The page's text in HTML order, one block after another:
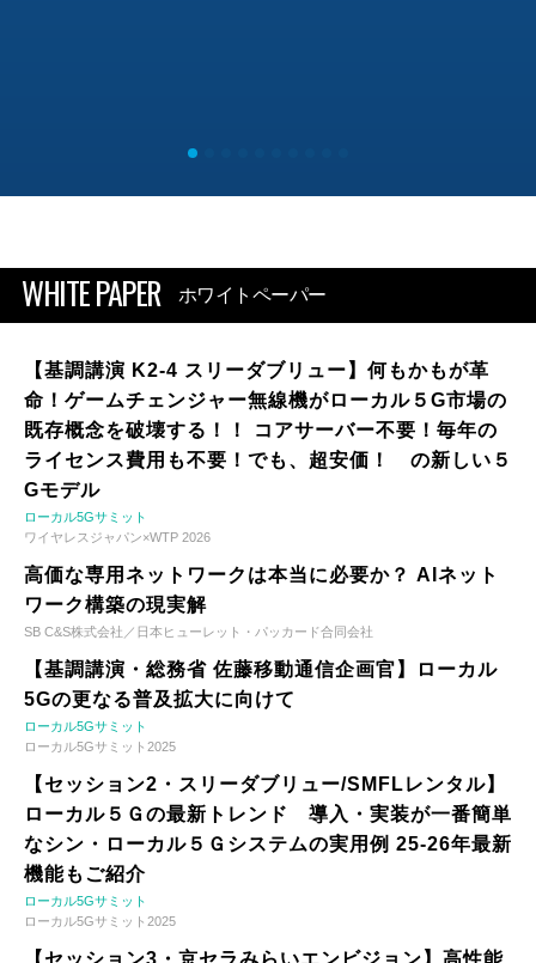
WHITE PAPER ホワイトペーパー
【基調講演 K2-4 スリーダブリュー】何もかもが革
命！ゲームチェンジャー無線機がローカル５G市場の
既存概念を破壊する！！ コアサーバー不要！毎年の
ライセンス費用も不要！でも、超安価！ の新しい５
Gモデル
ローカル5Gサミット
ワイヤレスジャパン×WTP 2026
高価な専用ネットワークは本当に必要か？ AIネット
ワーク構築の現実解
SB C&S株式会社／日本ヒューレット・パッカード合同会社
【基調講演・総務省 佐藤移動通信企画官】ローカル
5Gの更なる普及拡大に向けて
ローカル5Gサミット
ローカル5Gサミット2025
【セッション2・スリーダブリュー/SMFLレンタル】
ローカル５Ｇの最新トレンド 導入・実装が一番簡単
なシン・ローカル５Ｇシステムの実用例 25-26年最新
機能もご紹介
ローカル5Gサミット
ローカル5Gサミット2025
【セッション3・京セラみらいエンビジョン】高性能